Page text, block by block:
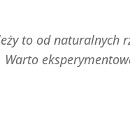
to od naturalnych